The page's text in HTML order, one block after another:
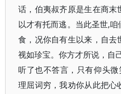
话，伯夷叔齐原是生在商
以才有托而逃。当此圣世,
食，况你自有生以来，自去
视如珍宝。你方才所说，自
听了也不答言，只有仰头
理屈词穷，我劝你从此把心